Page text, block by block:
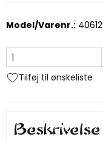
Model/Varenr.: 40612
Tilføj til ønskeliste
Beskrivelse